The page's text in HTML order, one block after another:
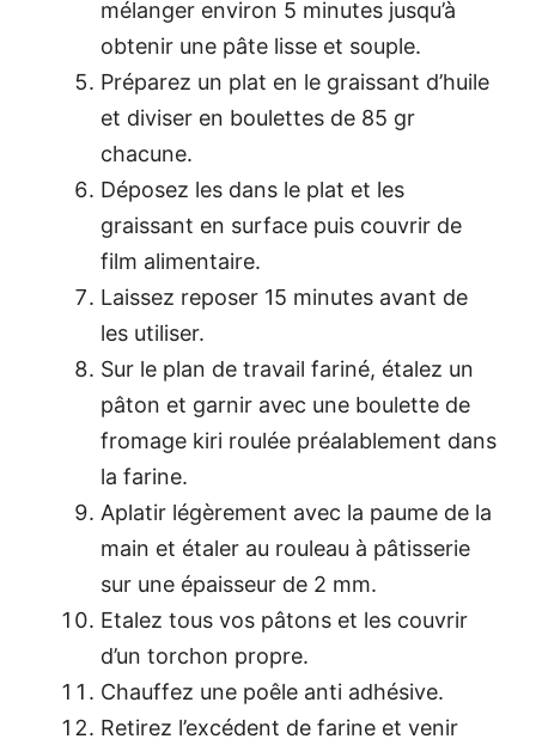
mélanger environ 5 minutes jusqu’à
obtenir une pâte lisse et souple.
Préparez un plat en le graissant d’huile
et diviser en boulettes de 85 gr
chacune.
Déposez les dans le plat et les
graissant en surface puis couvrir de
film alimentaire.
Laissez reposer 15 minutes avant de
les utiliser.
Sur le plan de travail fariné, étalez un
pâton et garnir avec une boulette de
fromage kiri roulée préalablement dans
la farine.
Aplatir légèrement avec la paume de la
main et étaler au rouleau à pâtisserie
sur une épaisseur de 2 mm.
Etalez tous vos pâtons et les couvrir
d’un torchon propre.
Chauffez une poêle anti adhésive.
Retirez l’excédent de farine et venir